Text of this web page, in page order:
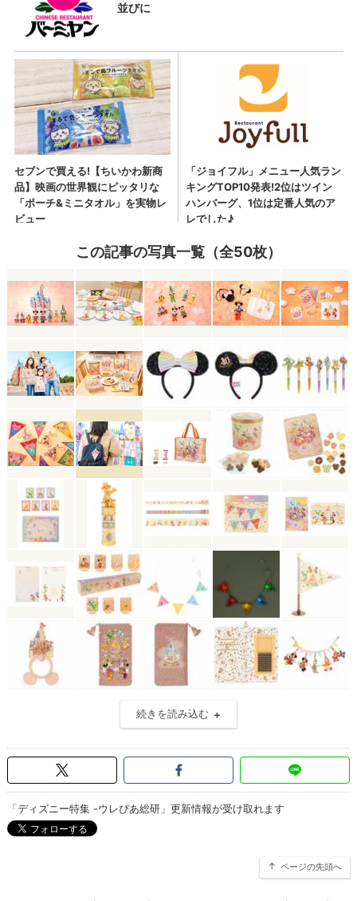
この記事の写真一覧（全50枚）
続きを読み込む
「ディズニー特集 -ウレぴあ総研」更新情報が受け取れます
ページの先頭へ